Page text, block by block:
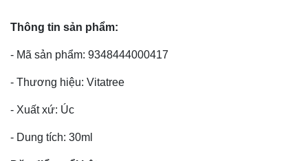
Thông tin sản phẩm:
- Mã sản phẩm: 9348444000417
- Thương hiệu: Vitatree
- Xuất xứ: Úc
- Dung tích: 30ml